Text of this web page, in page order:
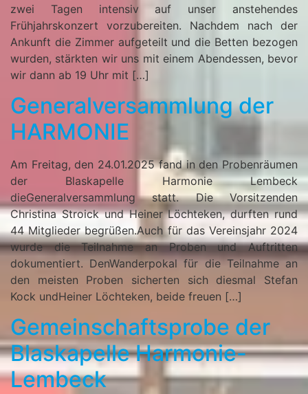
zwei Tagen intensiv auf unser anstehendes
Frühjahrskonzert vorzubereiten. Nachdem nach der
Ankunft die Zimmer aufgeteilt und die Betten bezogen
wurden, stärkten wir uns mit einem Abendessen, bevor
wir dann ab 19 Uhr mit […]
Generalversammlung der
HARMONIE
Am Freitag, den 24.01.2025 fand in den Probenräumen
der Blaskapelle Harmonie Lembeck
dieGeneralversammlung statt. Die Vorsitzenden
Christina Stroick und Heiner Löchteken, durften rund
44 Mitglieder begrüßen.Auch für das Vereinsjahr 2024
wurde die Teilnahme an Proben und Auftritten
dokumentiert. DenWanderpokal für die Teilnahme an
den meisten Proben sicherten sich diesmal Stefan
Kock undHeiner Löchteken, beide freuen […]
Gemeinschaftsprobe der
Blaskapelle Harmonie-
Lembeck